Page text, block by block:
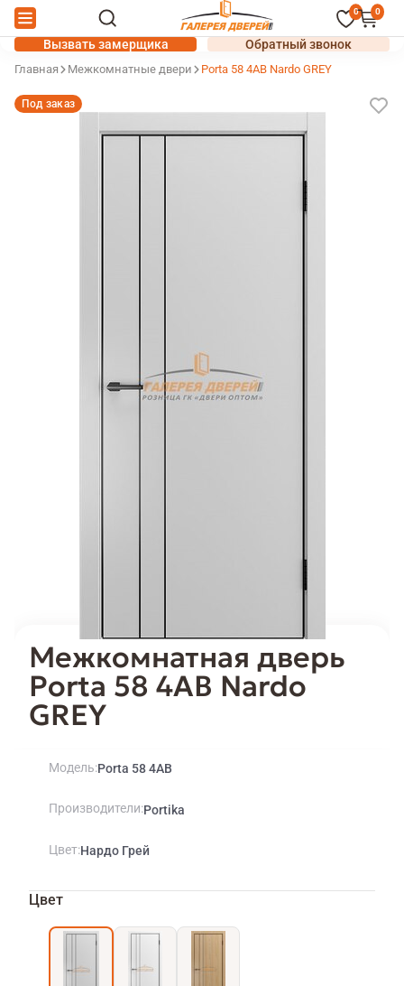
0 0
Вызвать замерщика Обратный звонок
Главная Межкомнатные двери Porta 58 4АВ Nardo GREY
Межкомнатная дверь
Porta 58 4АВ Nardo
GREY
Под заказ
Модель Porta 58 4АВ
Производители Portika
Цвет Нардо Грей
Цвет